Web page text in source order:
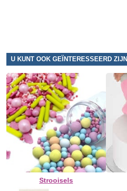
U KUNT OOK GEÏNTERESSEERD ZIJN
Strooisels